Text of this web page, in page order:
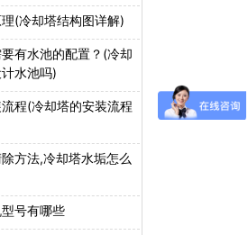
(冷却塔结构图详解)
有水池的配置？(冷却
水池吗)
程(冷却塔的安装流程
方法,冷却塔水垢怎么
号有哪些